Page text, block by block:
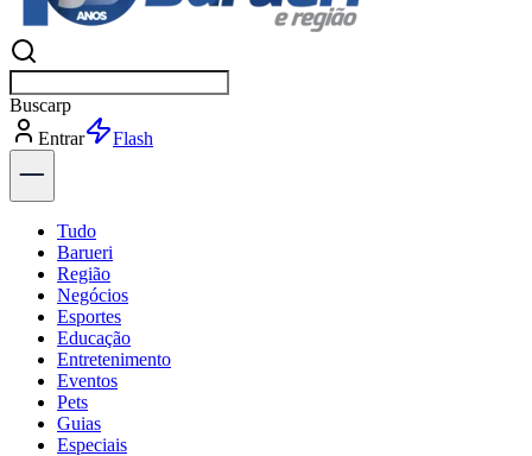
Buscarnotícia
Entrar
Explorar
Tudo
Barueri
Região
Negócios
Esportes
Educação
Entretenimento
Eventos
Pets
Guias
Especiais